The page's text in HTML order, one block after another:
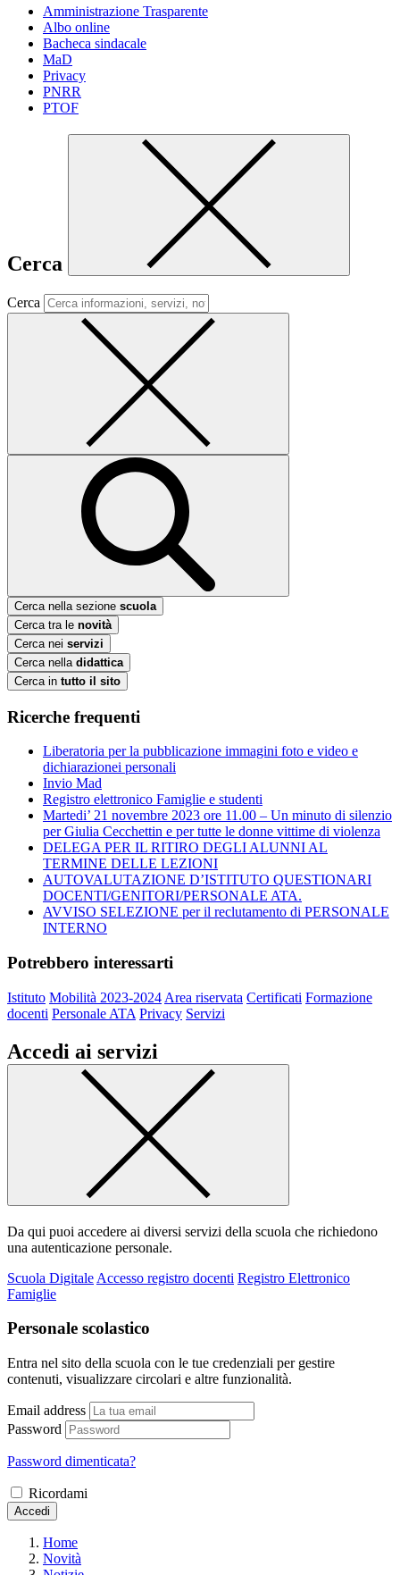
Amministrazione Trasparente
Albo online
Bacheca sindacale
MaD
Privacy
PNRR
PTOF
Cerca
Cerca
Cerca nella sezione scuola
Cerca tra le novità
Cerca nei servizi
Cerca nella didattica
Cerca in tutto il sito
Ricerche frequenti
Liberatoria per la pubblicazione immagini foto e video e
dichiarazionei personali
Invio Mad
Registro elettronico Famiglie e studenti
Martedi’ 21 novembre 2023 ore 11.00 – Un minuto di silenzio
per Giulia Cecchettin e per tutte le donne vittime di violenza
DELEGA PER IL RITIRO DEGLI ALUNNI AL
TERMINE DELLE LEZIONI
AUTOVALUTAZIONE D’ISTITUTO QUESTIONARI
DOCENTI/GENITORI/PERSONALE ATA.
AVVISO SELEZIONE per il reclutamento di PERSONALE
INTERNO
Potrebbero interessarti
Istituto Mobilità 2023-2024 Area riservata Certificati Formazione
docenti Personale ATA Privacy Servizi
Accedi ai servizi
Da qui puoi accedere ai diversi servizi della scuola che richiedono
una autenticazione personale.
Scuola Digitale Accesso registro docenti Registro Elettronico
Famiglie
Personale scolastico
Entra nel sito della scuola con le tue credenziali per gestire
contenuti, visualizzare circolari e altre funzionalità.
Email address
Password
Password dimenticata?
Ricordami
Accedi
Home
Novità